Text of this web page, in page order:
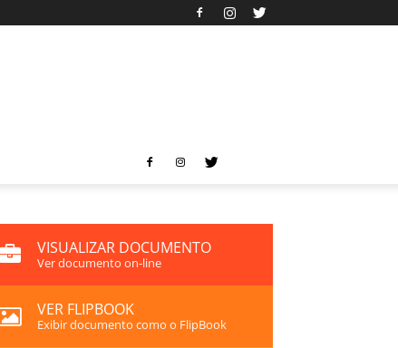
VISUALIZAR DOCUMENTO
Ver documento on-line
VER FLIPBOOK
Exibir documento como o FlipBook